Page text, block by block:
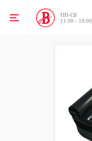
ПН-CБ
11:00 - 19:00